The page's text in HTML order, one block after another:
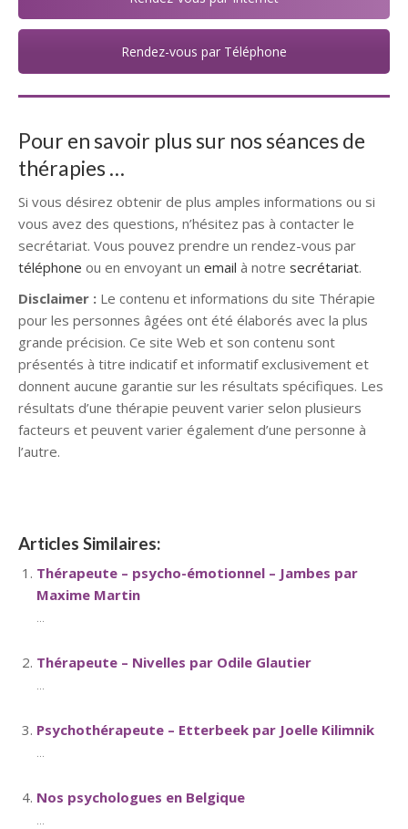
Rendez-vous par Téléphone
Pour en savoir plus sur nos séances de
thérapies …
Si vous désirez obtenir de plus amples informations ou si
vous avez des questions, n’hésitez pas à contacter le
secrétariat. Vous pouvez prendre un rendez-vous par
téléphone ou en envoyant un email à notre secrétariat.
Disclaimer : Le contenu et informations du site Thérapie
pour les personnes âgées ont été élaborés avec la plus
grande précision. Ce site Web et son contenu sont
présentés à titre indicatif et informatif exclusivement et
donnent aucune garantie sur les résultats spécifiques. Les
résultats d’une thérapie peuvent varier selon plusieurs
facteurs et peuvent varier également d’une personne à
l’autre.
Articles Similaires:
Thérapeute – psycho-émotionnel – Jambes par
Maxime Martin
...
Thérapeute – Nivelles par Odile Glautier
...
Psychothérapeute – Etterbeek par Joelle Kilimnik
...
Nos psychologues en Belgique
...